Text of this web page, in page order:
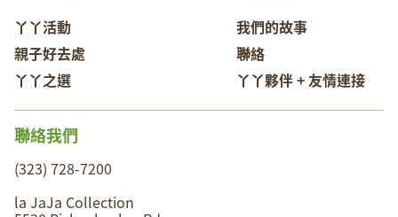
我們的故事
聯絡
丫丫夥伴 + 友情連接
丫丫活動
親子好去處
丫丫之選
聯絡我們
(323) 728-7200
la JaJa Collection